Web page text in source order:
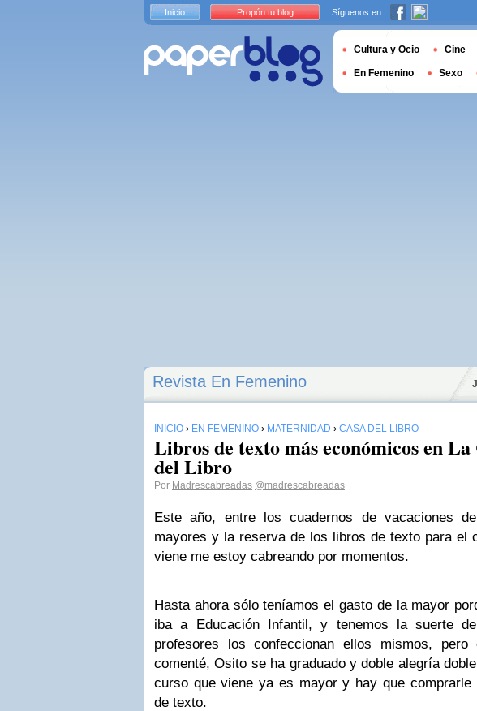
Revista En Femenino
INICIO › EN FEMENINO › MATERNIDAD › CASA DEL LIBRO
Libros de texto más económicos en La
del Libro
Por Madrescabreadas @madrescabreadas
Este año, entre los cuadernos de vacaciones
mayores y la reserva de los libros de texto para el
viene me estoy cabreando por momentos.
Hasta ahora sólo teníamos el gasto de la mayor
iba a Educación Infantil, y tenemos la suerte
profesores los confeccionan ellos mismos, pero
comenté, Osito se ha graduado y doble alegría
curso que viene ya es mayor y hay que comprarle
de texto.
Inicio Propón tu blog Síguenos en
Cultura y Ocio Cine
En Femenino Sexo